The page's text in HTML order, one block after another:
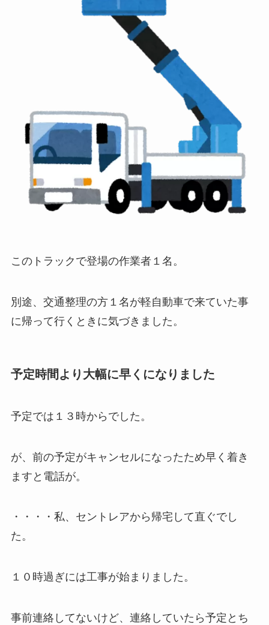
このトラックで登場の作業者１名。
別途、交通整理の方１名が軽自動車で来ていた事
に帰って行くときに気づきました。
予定時間より大幅に早くになりました
予定では１３時からでした。
が、前の予定がキャンセルになったため早く着き
ますと電話が。
・・・・私、セントレアから帰宅して直ぐでし
た。
１０時過ぎには工事が始まりました。
事前連絡してないけど、連絡していたら予定とち